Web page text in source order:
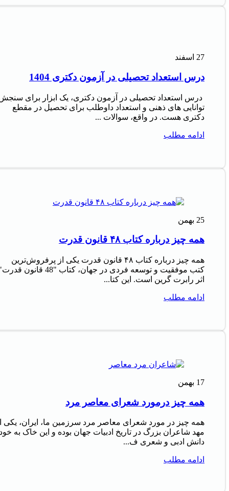
27 اسفند
درس استعداد تحصیلی در آزمون دکتری 1404
درس استعداد تحصیلی در آزمون دکتری، یک ابزار برای
توانایی های ذهنی و استعداد داوطلب برای تحصیل در مقطع
دکتری هست. در واقع، سوالات ...
ادامه مطلب
25 بهمن
همه چیز درباره کتاب ۴۸ قانون قدرت
همه چیز درباره کتاب ۴۸ قانون قدرت یکی از پرفروش‌ترین
کتب موفقیت و توسعه فردی در جهان، کتاب "48 قانون
اثر رابرت گرین است. این کتا...
ادامه مطلب
17 بهمن
همه چیز درمورد شعرای معاصر مرد
همه چیز در مورد شعرای معاصر مرد سرزمین ما، ایران، یکی
مهد شاعران بزرگ در تاریخ ادبیات جهان بوده و این خاک به
دانش ادبی و شعری ف...
ادامه مطلب